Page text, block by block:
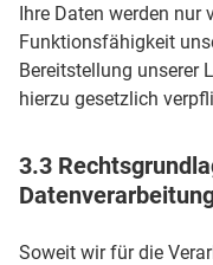
Ihre Daten werden nur
Funktionsfähigkeit
Bereitstellung unserer
hierzu gesetzlich
3.3
Soweit wir für die